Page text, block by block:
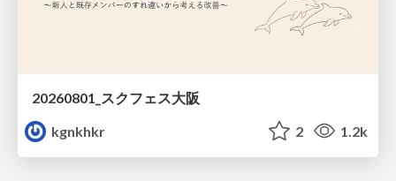
20260801_スクフェス大阪
kgnkhkr
2 1.2k